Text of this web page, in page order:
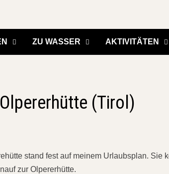
ZU WASSER AKTIVITÄTEN
(Tirol)
stand fest auf meinem Urlaubsplan. Sie
zur Olpererhütte.